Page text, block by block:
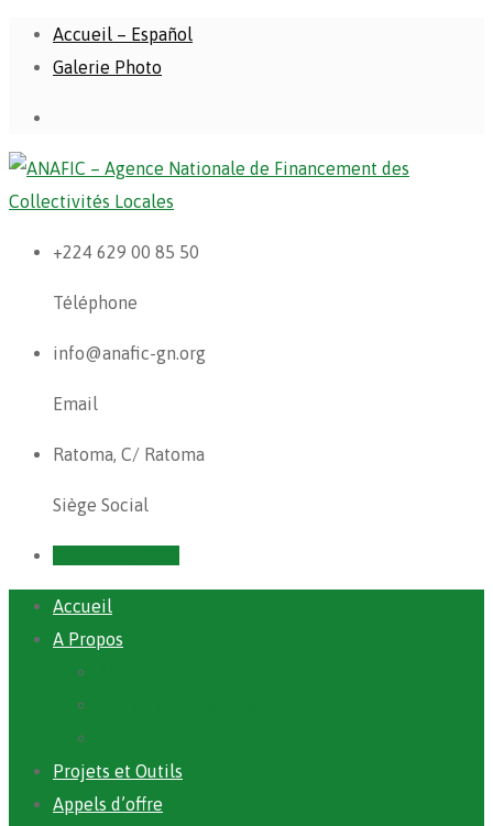
Accueil – Español
Galerie Photo
+224 629 00 85 50
Téléphone
info@anafic-gn.org
Email
Ratoma, C/ Ratoma
Siège Social
Accueil
A Propos
Projets et Outils
Appels d’offre